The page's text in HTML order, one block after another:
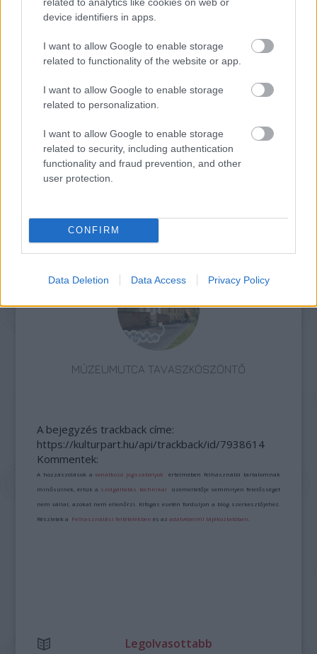
device identifiers in apps.
I want to allow Google to enable storage
related to functionality of the website or app.
I want to allow Google to enable storage
related to personalization.
I want to allow Google to enable storage
related to security, including authentication
functionality and fraud prevention, and other
user protection.
CONFIRM
Data Deletion Data Access Privacy Policy
VARÁZSLATOS KALAND SZÍNEZI A NYARALÁST
MÚZEUMUTCA TAVASZKÖSZÖNTŐ
A bejegyzés trackback címe:
https://kulturpart.hu/api/trackback/id/7938614
Kommentek:
A hozzászólások avonatkozó jogszabályok értelmében felhasználói tartalomnak
minősülnek, értük a szolgáltatás technikai üzemeltetője semmilyen felelősséget
nem vállal, azokat nem ellenőrzi. Kifogás esetén forduljon a blog szerkesztőjéhez.
Részletek a Felhasználási feltételekben és azadatvédelmi tájékoztatóban
Legolvasottabb